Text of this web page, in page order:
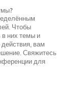
Чтобы
в них темы и
вам
Свяжитесь
для